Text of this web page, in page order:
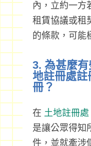
內，立約一方
租賃協議或租
的條款，可能
3. 為甚麼
地註冊處註
冊？
在 土地註冊處
是讓公眾得知
件，並就牽涉